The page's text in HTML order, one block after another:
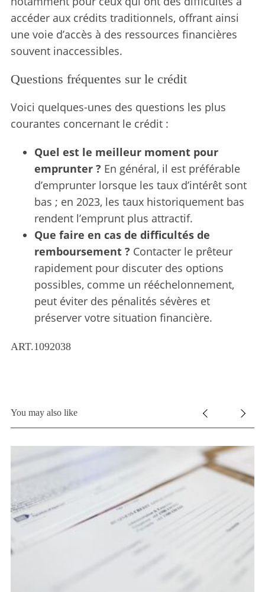
accéder aux crédits traditionnels, offrant ainsi
une voie d’accès à des ressources financières
souvent inaccessibles.
Questions fréquentes sur le crédit
Voici quelques-unes des questions les plus
courantes concernant le crédit :
Quel est le meilleur moment pour
emprunter ? En général, il est préférable
d’emprunter lorsque les taux d’intérêt sont
bas ; en 2023, les taux historiquement bas
rendent l’emprunt plus attractif.
Que faire en cas de difficultés de
remboursement ? Contacter le prêteur
rapidement pour discuter des options
possibles, comme un rééchelonnement,
peut éviter des pénalités sévères et
préserver votre situation financière.
ART.1092038
You may also like